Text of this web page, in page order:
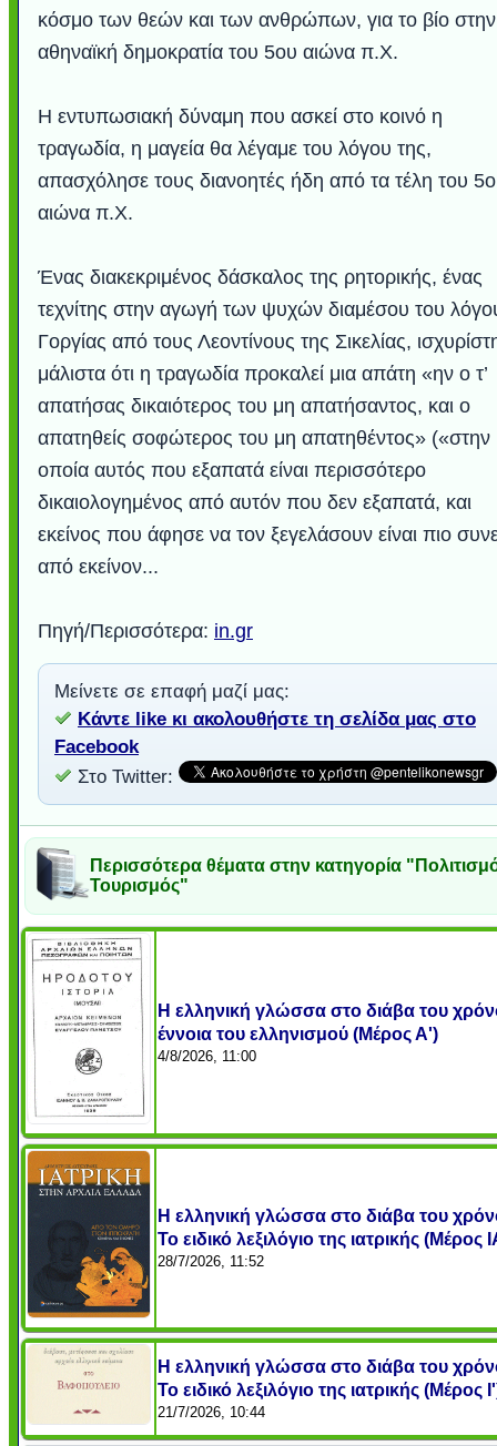
κόσμο των θεών και των ανθρώπων, για το βίο στην
αθηναϊκή δημοκρατία του 5ου αιώνα π.Χ.
Η εντυπωσιακή δύναμη που ασκεί στο κοινό η
τραγωδία, η μαγεία θα λέγαμε του λόγου της,
απασχόλησε τους διανοητές ήδη από τα τέλη του
αιώνα π.Χ.
Ένας διακεκριμένος δάσκαλος της ρητορικής, ένας
τεχνίτης στην αγωγή των ψυχών διαμέσου του
Γοργίας από τους Λεοντίνους της Σικελίας,
μάλιστα ότι η τραγωδία προκαλεί μια απάτη «ην ο τ’
απατήσας δικαιότερος του μη απατήσαντος, και ο
απατηθείς σοφώτερος του μη απατηθέντος» («στην
οποία αυτός που εξαπατά είναι περισσότερο
δικαιολογημένος από αυτόν που δεν εξαπατά, και
εκείνος που άφησε να τον ξεγελάσουν είναι πιο
από εκείνον...
Πηγή/Περισσότερα: in.gr
Μείνετε σε επαφή μαζί μας:
Κάντε like κι ακολουθήστε τη σελίδα μας στο
Facebook
Στο Twitter:
Περισσότερα θέματα στην κατηγορία
Τουρισμός"
Η ελληνική γλώσσα στο διάβα του
έννοια του ελληνισμού (Μέρος Α')
4/8/2026, 11:00
Η ελληνική γλώσσα στο διάβα του
Το ειδικό λεξιλόγιο της ιατρικής (Μέρος
28/7/2026, 11:52
Η ελληνική γλώσσα στο διάβα του
Το ειδικό λεξιλόγιο της ιατρικής (Μέρος
21/7/2026, 10:44